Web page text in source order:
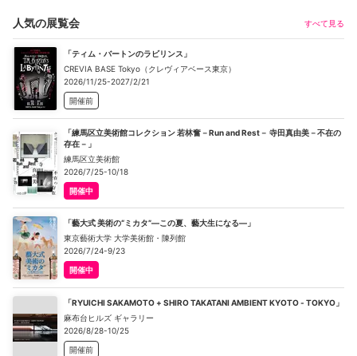
人気の展覧会 すべて見る
「ティム・バートンのラビリンス」
CREVIA BASE Tokyo（クレヴィアベース東京）
2026/11/25-2027/2/21
開催前
「練馬区立美術館コレクション 若林奮－Run and Rest－ 寺田真由美－不在の
存在－」
練馬区立美術館
2026/7/25-10/18
開催中
「藝大式 美術の“ミカタ”―この夏、藝大生になる―」
東京藝術大学 大学美術館・陳列館
2026/7/24-9/23
開催中
「RYUICHI SAKAMOTO + SHIRO TAKATANI AMBIENT KYOTO - TOKYO」
麻布台ヒルズ ギャラリー
2026/8/28-10/25
開催前